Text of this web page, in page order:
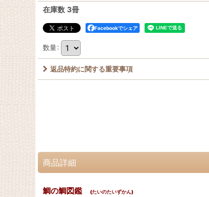
在庫数 3冊
Facebookでシェア
数量:
返品特約に関する重要事項
商品詳細
鯛の鯛図鑑 (たいのたいずかん)